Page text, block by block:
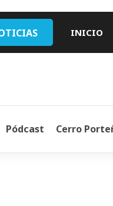
INICIO
Pódcast Cerro